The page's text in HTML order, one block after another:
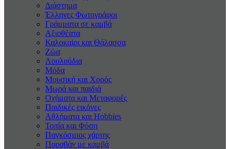
Διάστημα
Έλληνες Φωτογράφοι
Γράμματα σε καμβά
Αξιοθέατα
Καλοκαiρι και Θάλασσα
Ζώα
Λουλούδια
Μόδα
Μουσική και Χορός
Μωρά και παιδιά
Οχήματα και Μεταφορές
Παιδικές εικόνες
Αθλήματα και Hobbies
Τοπία και Φύση
Παγκόσμιος χάρτης
Παραβάν με καμβά